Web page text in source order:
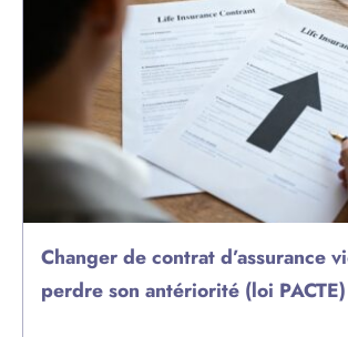
Changer de contrat d’assurance
perdre son antériorité (loi PACTE)